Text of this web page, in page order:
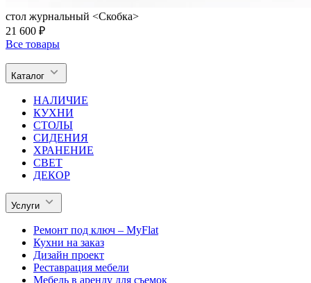
стол журнальный <Скобка>
21 600 ₽
Все товары
Каталог
НАЛИЧИЕ
КУХНИ
СТОЛЫ
СИДЕНИЯ
ХРАНЕНИЕ
СВЕТ
ДЕКОР
Услуги
Ремонт под ключ – MyFlat
Кухни на заказ
Дизайн проект
Реставрация мебели
Мебель в аренду для съемок